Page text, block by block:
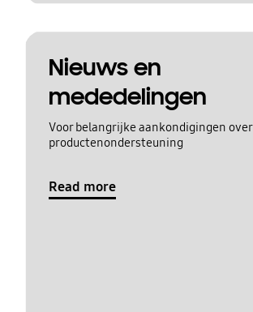
Nieuws en
mededelingen
Voor belangrijke aankondigingen over
productenondersteuning
Read more